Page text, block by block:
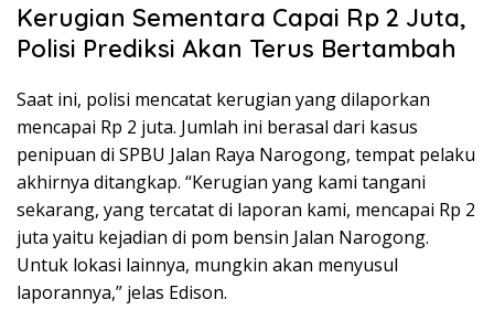
Kerugian Sementara Capai Rp 2 Juta,
Polisi Prediksi Akan Terus Bertambah
Saat ini, polisi mencatat kerugian yang dilaporkan
mencapai Rp 2 juta. Jumlah ini berasal dari kasus
penipuan di SPBU Jalan Raya Narogong, tempat pelaku
akhirnya ditangkap. “Kerugian yang kami tangani
sekarang, yang tercatat di laporan kami, mencapai Rp 2
juta yaitu kejadian di pom bensin Jalan Narogong.
Untuk lokasi lainnya, mungkin akan menyusul
laporannya,” jelas Edison.